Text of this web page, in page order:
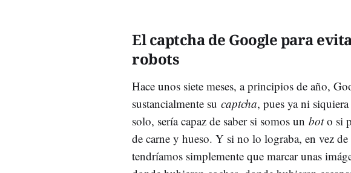
El captcha de Google para
robots
Hace unos siete meses, a principios de año,
sustancialmente su captcha, pues ya ni
solo, sería capaz de saber si somos un boto si
de carne y hueso. Y si no lo lograba, en vez de
tendríamos simplemente que marcar unas